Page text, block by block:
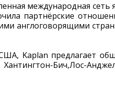
международная
партнёрские
англоговорящими
США, Kaplan предлагает
Бич,Лос-